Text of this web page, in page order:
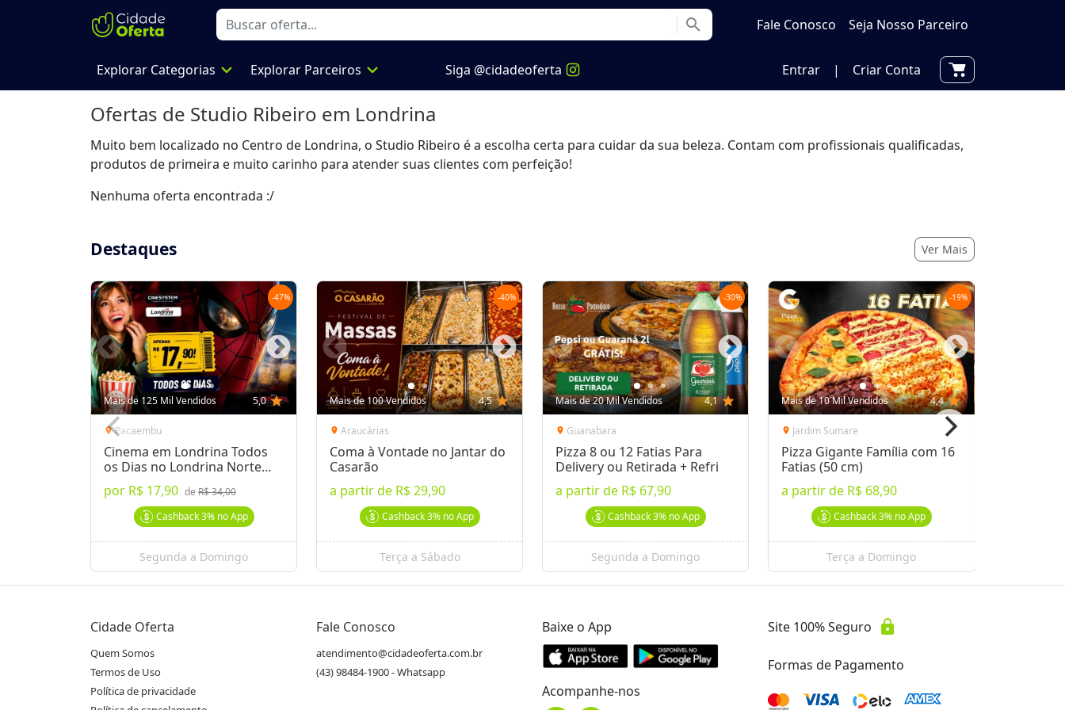
search Fale Conosco Seja Nosso Parceiro
Explorar Categorias expand_more Explorar Parceiros expand_more Siga @cidadeoferta Entrar | Criar Conta
Ofertas de Studio Ribeiro em Londrina
Muito bem localizado no Centro de Londrina, o Studio Ribeiro é a escolha certa para cuidar da sua beleza. Contam com profissionais qualificadas,
produtos de primeira e muito carinho para atender suas clientes com perfeição!
Nenhuma oferta encontrada :/
Destaques Ver Mais
-47%
Mais de 125 Mil Vendidos 5,0 star
location_onPacaembu
Cinema em Londrina Todos
os Dias no Londrina Norte
Shop.
por R$ 17,90 de R$ 34,00
Cashback3%no App
Segunda a Domingo
-40%
Mais de 100 Vendidos 4,5 star
location_on Araucárias
Coma à Vontade no Jantar do
Casarão
a partir de R$ 29,90
Cashback3%no App
Terça a Sábado
-30%
Mais de 20 Mil Vendidos 4,1 star
location_on Guanabara
Pizza 8 ou 12 Fatias Para
Delivery ou Retirada + Refri
a partir de R$ 67,90
Cashback3%no App
Segunda a Domingo
-19%
Mais de 10 Mil Vendidos 4,4 star
location_on Jardim Sumare
Pizza Gigante Família com 16
Fatias (50 cm)
a partir de R$ 68,90
Cashback3%no App
Terça a Domingo
Cidade Oferta
Quem Somos
Termos de Uso
Política de privacidade
Fale Conosco
atendimento@cidadeoferta.com.br
(43) 98484-1900 - Whatsapp
Baixe o App
Acompanhe-nos
Site 100% Seguro lock
Formas de Pagamento